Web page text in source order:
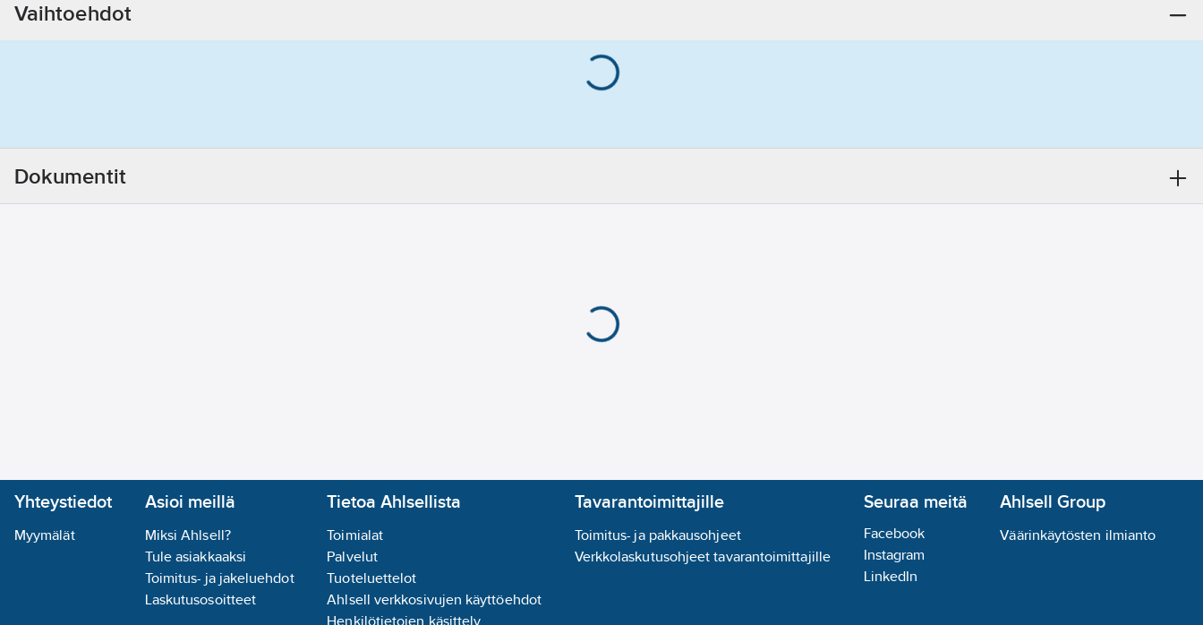
EPDM Musta -20 / +85C max. +120C Vesi, Lämmitys ja jäähdytysjärjeste lmät
Jäähdytysjärjestelmien kylmäaineen sekoitussuhde maksimissaan 50%.
vähintään 50 mm:n ei-metallista liitäntää.
Suoja ulkoista korroosiota vastaan
Ulkoista korroosiota voi esiintyä haponkestävästä teräksestä valmistetuissa
järjestelmissä haastavissa olosuhteissa, kuten pitkäaikaisessa kosketuksessa
Vaihtoehdot
Dokumentit
Yhteystiedot
Myymälät
Asioi meillä
Miksi Ahlsell?
Tule asiakkaaksi
Toimitus- ja jakeluehdot
Laskutusosoitteet
Tietoa Ahlsellista
Toimialat
Palvelut
Tuoteluettelot
Ahlsell verkkosivujen käyttöehdot
Henkilötietojen käsittely
Tavarantoimittajille
Toimitus- ja pakkausohjeet
Verkkolaskutusohjeet tavarantoimittajille
Seuraa meitä
Facebook
Instagram
LinkedIn
Ahlsell Group
Väärinkäytösten ilmianto